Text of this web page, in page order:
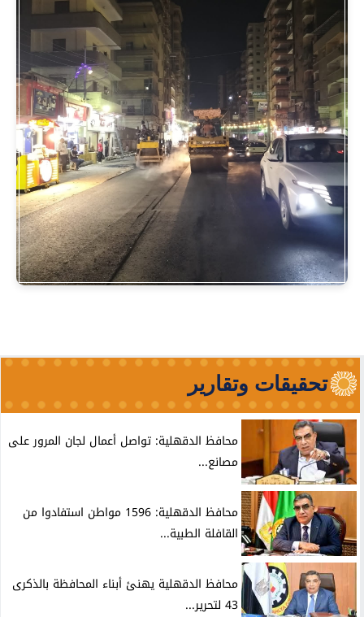
تحقيقات وتقارير
محافظ الدقهلية: تواصل أعمال لجان المرور على
مصانع...
محافظ الدقهلية: 1596 مواطن استفادوا من
القافلة الطبية...
محافظ الدقهلية يهنئ أبناء المحافظة بالذكرى
43 لتحرير...